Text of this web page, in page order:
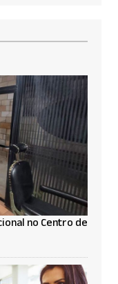
no Centro de